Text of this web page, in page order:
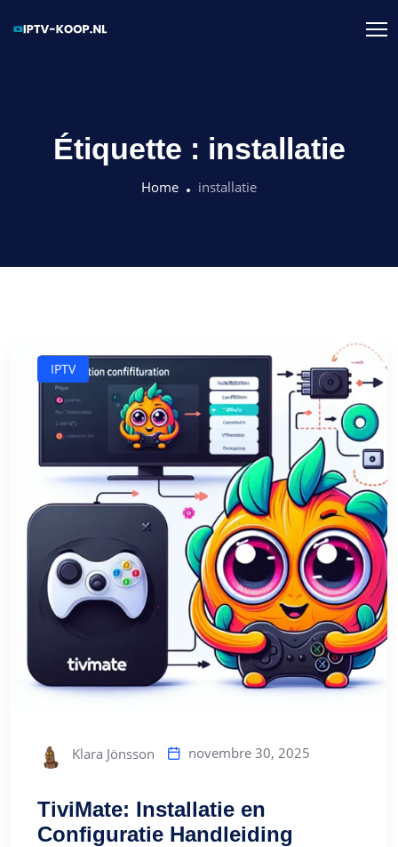
Étiquette : installatie
Home installatie
IPTV
Klara Jönsson novembre 30, 2025
TiviMate: Installatie en
Configuratie Handleiding